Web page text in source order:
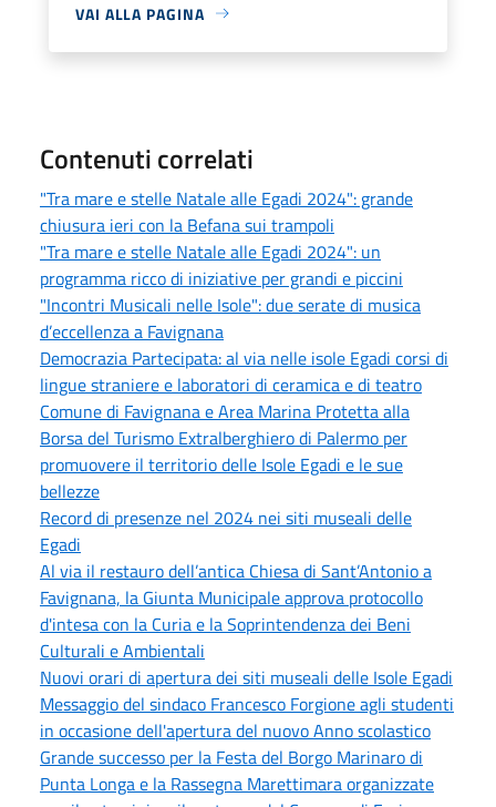
VAI ALLA PAGINA
Contenuti correlati
"Tra mare e stelle Natale alle Egadi 2024": grande
chiusura ieri con la Befana sui trampoli
"Tra mare e stelle Natale alle Egadi 2024": un
programma ricco di iniziative per grandi e piccini
"Incontri Musicali nelle Isole": due serate di musica
d’eccellenza a Favignana
Democrazia Partecipata: al via nelle isole Egadi corsi di
lingue straniere e laboratori di ceramica e di teatro
Comune di Favignana e Area Marina Protetta alla
Borsa del Turismo Extralberghiero di Palermo per
promuovere il territorio delle Isole Egadi e le sue
bellezze
Record di presenze nel 2024 nei siti museali delle
Egadi
Al via il restauro dell’antica Chiesa di Sant’Antonio a
Favignana, la Giunta Municipale approva protocollo
d'intesa con la Curia e la Soprintendenza dei Beni
Culturali e Ambientali
Nuovi orari di apertura dei siti museali delle Isole Egadi
Messaggio del sindaco Francesco Forgione agli studenti
in occasione dell'apertura del nuovo Anno scolastico
Grande successo per la Festa del Borgo Marinaro di
Punta Longa e la Rassegna Marettimara organizzate